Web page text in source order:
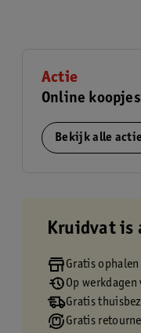
Actie
Online
Bekijk alle
Kruidvat is
Gratis
Op
Gratis
Gratis